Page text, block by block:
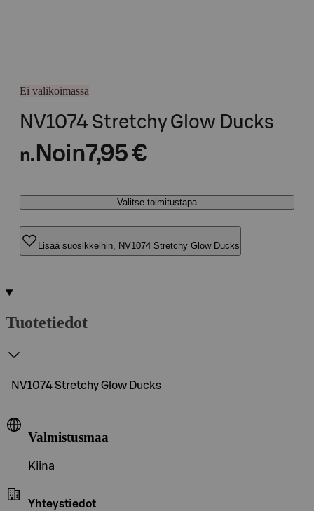
Ei valikoimassa
NV1074 Stretchy Glow Ducks
n. Noin7,95 €
Valitse toimitustapa
Lisää suosikkeihin, NV1074 Stretchy Glow Ducks
Tuotetiedot
NV1074 Stretchy Glow Ducks
Valmistusmaa
Kiina
Yhteystiedot